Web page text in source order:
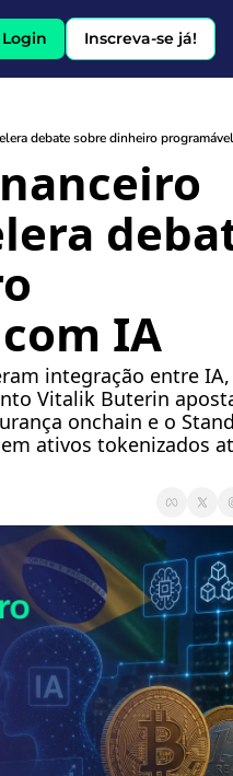
Login Inscreva-se já!
debate sobre dinheiro
IA
integração entre IA,
Vitalik Buterin
onchain e o
ativos tokenizados